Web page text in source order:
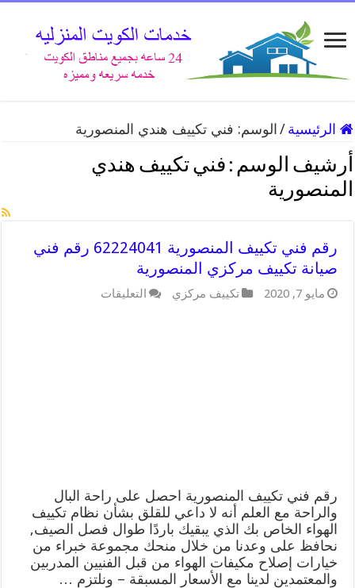
الرئيسية / الوسم: فني تكييف هندي المنصورية
أرشيف الوسم : فني تكييف هندي
المنصورية
رقم فني تكييف المنصورية 62224041 رقم فني
صيانة تكييف مركزي المنصورية
مايو 7, 2020 تكييف مركزي التعليقات
رقم فني تكييف المنصورية احصل على راحة البال
والراحة مع العلم أنه لا داعي للقلق بشأن نظام تكييف
الهواء الخاص بك الذي يبقيك باردًا طوال فصل الصيف,
نحافظ على وعدنا من خلال منحك مجموعة خبراء من
خيارات إصلاح مكيفات الهواء من قبل الفنيين المدربين
والمعتمدين لدينا مع الأسعار المسبقة – ونلتزم …